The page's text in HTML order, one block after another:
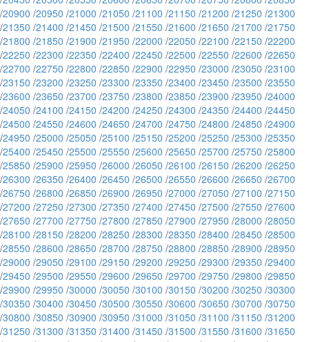
/20900 /20950 /21000 /21050 /21100 /21150 /21200 /21250 /21300
/21350 /21400 /21450 /21500 /21550 /21600 /21650 /21700 /21750
/21800 /21850 /21900 /21950 /22000 /22050 /22100 /22150 /22200
/22250 /22300 /22350 /22400 /22450 /22500 /22550 /22600 /22650
/22700 /22750 /22800 /22850 /22900 /22950 /23000 /23050 /23100
/23150 /23200 /23250 /23300 /23350 /23400 /23450 /23500 /23550
/23600 /23650 /23700 /23750 /23800 /23850 /23900 /23950 /24000
/24050 /24100 /24150 /24200 /24250 /24300 /24350 /24400 /24450
/24500 /24550 /24600 /24650 /24700 /24750 /24800 /24850 /24900
/24950 /25000 /25050 /25100 /25150 /25200 /25250 /25300 /25350
/25400 /25450 /25500 /25550 /25600 /25650 /25700 /25750 /25800
/25850 /25900 /25950 /26000 /26050 /26100 /26150 /26200 /26250
/26300 /26350 /26400 /26450 /26500 /26550 /26600 /26650 /26700
/26750 /26800 /26850 /26900 /26950 /27000 /27050 /27100 /27150
/27200 /27250 /27300 /27350 /27400 /27450 /27500 /27550 /27600
/27650 /27700 /27750 /27800 /27850 /27900 /27950 /28000 /28050
/28100 /28150 /28200 /28250 /28300 /28350 /28400 /28450 /28500
/28550 /28600 /28650 /28700 /28750 /28800 /28850 /28900 /28950
/29000 /29050 /29100 /29150 /29200 /29250 /29300 /29350 /29400
/29450 /29500 /29550 /29600 /29650 /29700 /29750 /29800 /29850
/29900 /29950 /30000 /30050 /30100 /30150 /30200 /30250 /30300
/30350 /30400 /30450 /30500 /30550 /30600 /30650 /30700 /30750
/30800 /30850 /30900 /30950 /31000 /31050 /31100 /31150 /31200
/31250 /31300 /31350 /31400 /31450 /31500 /31550 /31600 /31650